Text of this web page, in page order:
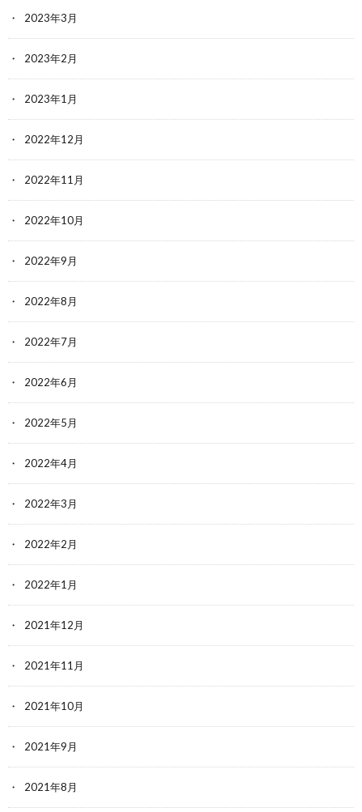
2023年3月
2023年2月
2023年1月
2022年12月
2022年11月
2022年10月
2022年9月
2022年8月
2022年7月
2022年6月
2022年5月
2022年4月
2022年3月
2022年2月
2022年1月
2021年12月
2021年11月
2021年10月
2021年9月
2021年8月